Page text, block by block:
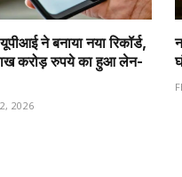
ने बनाया नया रिकॉर्ड,
करोड़ रुपये का हुआ लेन-
2026